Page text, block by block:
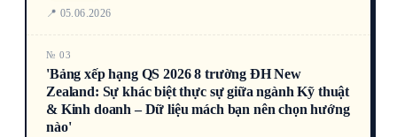
📍 05.06.2026
№ 03
'Bảng xếp hạng QS 2026 8 trường ĐH New
Zealand: Sự khác biệt thực sự giữa ngành Kỹ thuật
& Kinh doanh – Dữ liệu mách bạn nên chọn hướng
nào'